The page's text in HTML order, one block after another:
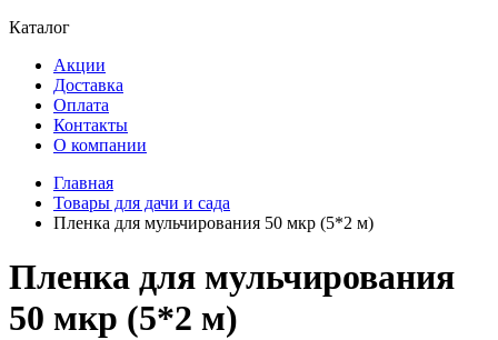
Каталог
Акции
Доставка
Оплата
Контакты
О компании
Главная
Товары для дачи и сада
Пленка для мульчирования 50 мкр (5*2 м)
Пленка для мульчирования
50 мкр (5*2 м)